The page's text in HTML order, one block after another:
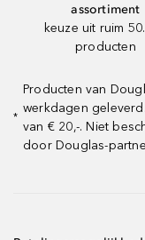
assortiment
keuze uit ruim
producten
*
Producten van
werkdagen
van € 20,-. Niet
door Douglas-